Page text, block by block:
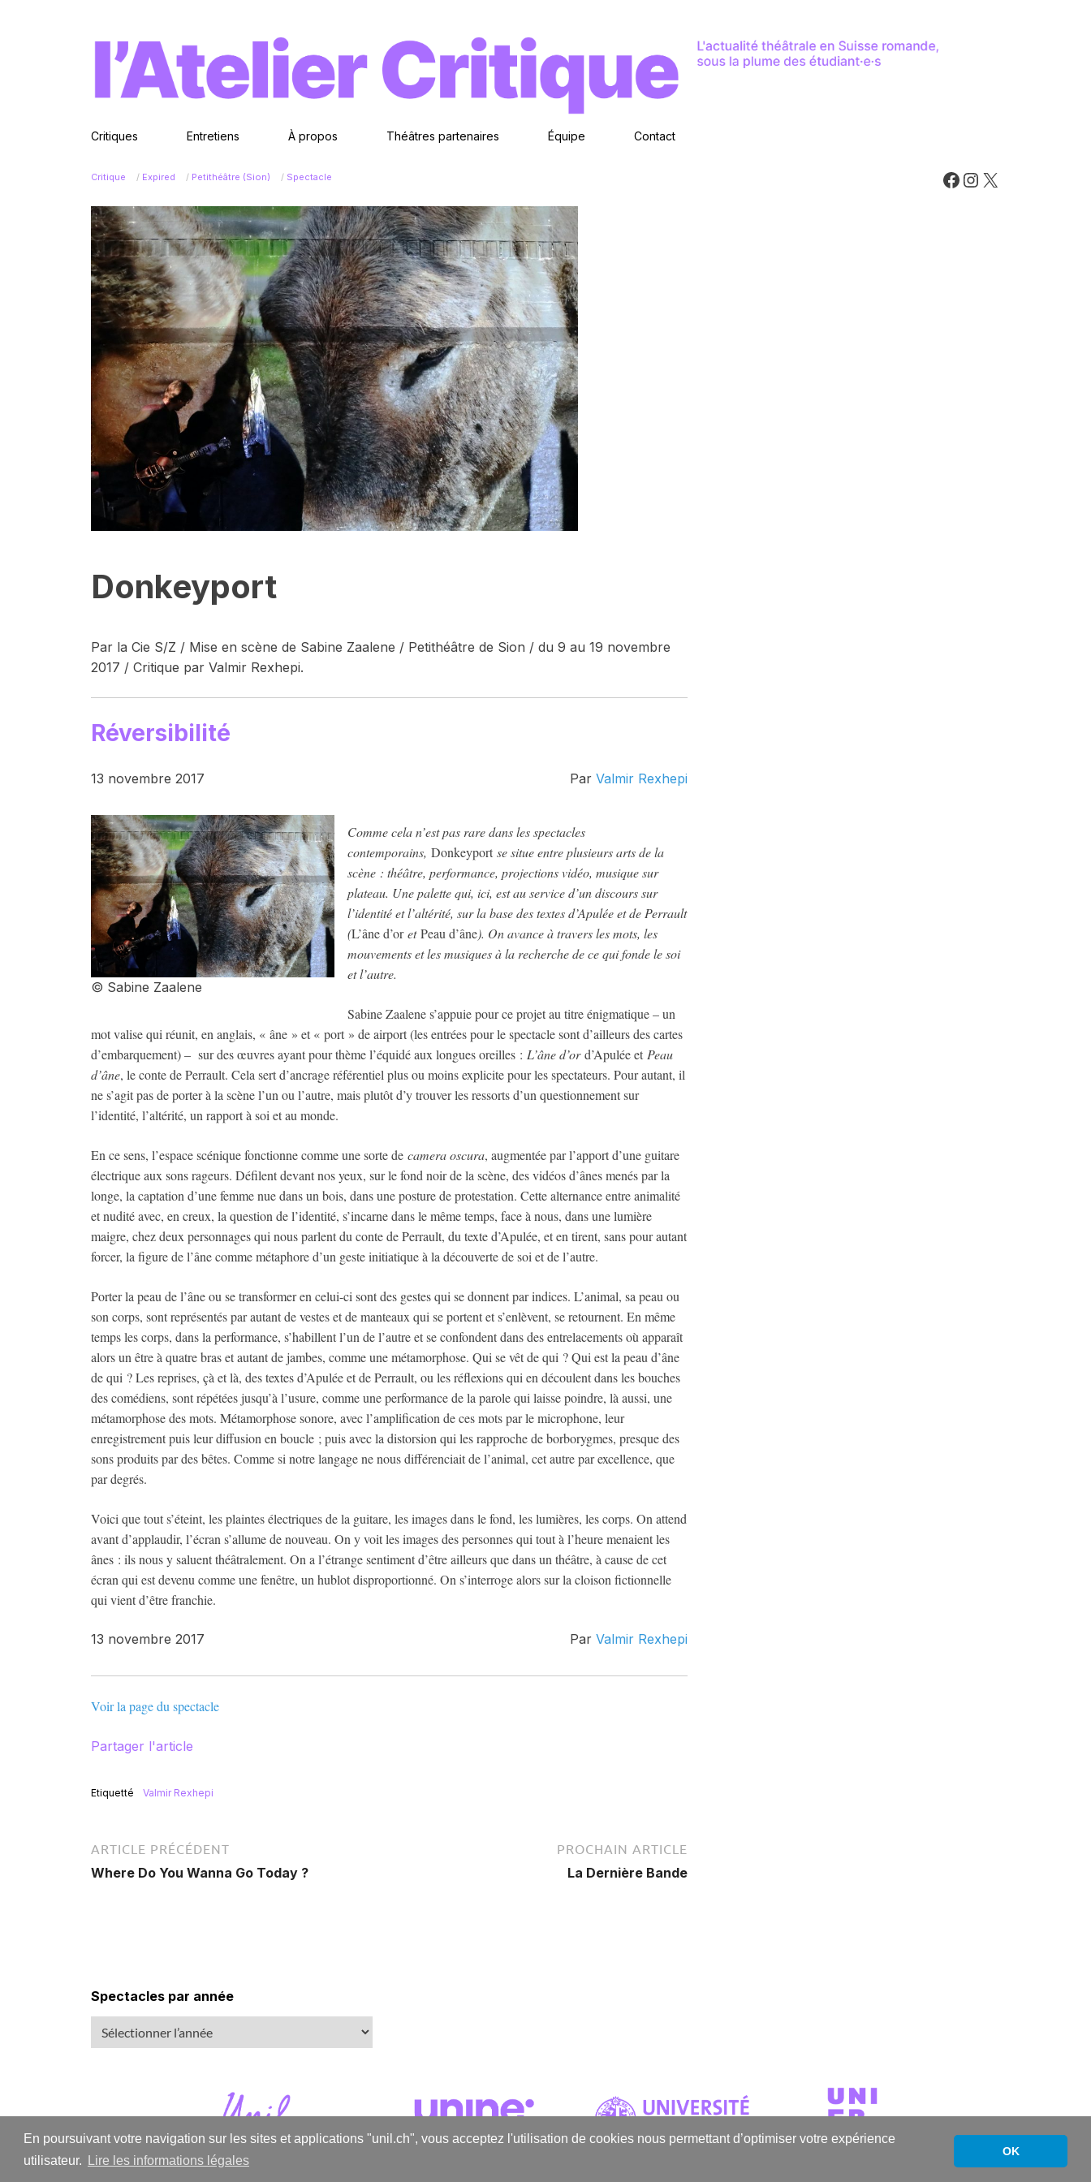
En poursuivant votre navigation sur les sites et applications "unil.ch", vous acceptez l'utilisation de cookies nous permettant d’optimiser votre expérience
utilisateur.
Lire les informations légales
OK
Critiques Entretiens À propos Théâtres partenaires Équipe Contact
Critique / Expired / Petithéâtre (Sion) / Spectacle
Donkeyport
Par la Cie S/Z / Mise en scène de Sabine Zaalene / Petithéâtre de Sion / du 9 au 19 novembre
2017 / Critique par Valmir Rexhepi.
Réversibilité
13 novembre 2017 Par Valmir Rexhepi
© Sabine Zaalene
Comme cela n’est pas rare dans les spectacles
contemporains, Donkeyport se situe entre plusieurs arts de la
scène : théâtre, performance, projections vidéo, musique sur
plateau. Une palette qui, ici, est au service d’un discours sur
l’identité et l’altérité, sur la base des textes d’Apulée et de Perrault
(L’âne d’oretPeau d’âne). On avance à travers les mots, les
mouvements et les musiques à la recherche de ce qui fonde le soi
et l’autre.
Sabine Zaalene s’appuie pour ce projet au titre énigmatique – un
mot valise qui réunit, en anglais, « âne » et « port » de airport (les entrées pour le spectacle sont d’ailleurs des cartes
d’embarquement) – sur des œuvres ayant pour thème l’équidé aux longues oreilles : L’âne d’ord’Apulée et Peau
d’âne, le conte de Perrault. Cela sert d’ancrage référentiel plus ou moins explicite pour les spectateurs. Pour autant, il
ne s’agit pas de porter à la scène l’un ou l’autre, mais plutôt d’y trouver les ressorts d’un questionnement sur
l’identité, l’altérité, un rapport à soi et au monde.
En ce sens, l’espace scénique fonctionne comme une sorte de camera oscura, augmentée par l’apport d’une guitare
électrique aux sons rageurs. Défilent devant nos yeux, sur le fond noir de la scène, des vidéos d’ânes menés par la
longe, la captation d’une femme nue dans un bois, dans une posture de protestation. Cette alternance entre animalité
et nudité avec, en creux, la question de l’identité, s’incarne dans le même temps, face à nous, dans une lumière
maigre, chez deux personnages qui nous parlent du conte de Perrault, du texte d’Apulée, et en tirent, sans pour autant
forcer, la figure de l’âne comme métaphore d’un geste initiatique à la découverte de soi et de l’autre.
Porter la peau de l’âne ou se transformer en celui-ci sont des gestes qui se donnent par indices. L’animal, sa peau ou
son corps, sont représentés par autant de vestes et de manteaux qui se portent et s’enlèvent, se retournent. En même
temps les corps, dans la performance, s’habillent l’un de l’autre et se confondent dans des entrelacements où apparaît
alors un être à quatre bras et autant de jambes, comme une métamorphose. Qui se vêt de qui ? Qui est la peau d’âne
de qui ? Les reprises, çà et là, des textes d’Apulée et de Perrault, ou les réflexions qui en découlent dans les bouches
des comédiens, sont répétées jusqu’à l’usure, comme une performance de la parole qui laisse poindre, là aussi, une
métamorphose des mots. Métamorphose sonore, avec l’amplification de ces mots par le microphone, leur
enregistrement puis leur diffusion en boucle ; puis avec la distorsion qui les rapproche de borborygmes, presque des
sons produits par des bêtes. Comme si notre langage ne nous différenciait de l’animal, cet autre par excellence, que
par degrés.
Voici que tout s’éteint, les plaintes électriques de la guitare, les images dans le fond, les lumières, les corps. On attend
avant d’applaudir, l’écran s’allume de nouveau. On y voit les images des personnes qui tout à l’heure menaient les
ânes : ils nous y saluent théâtralement. On a l’étrange sentiment d’être ailleurs que dans un théâtre, à cause de cet
écran qui est devenu comme une fenêtre, un hublot disproportionné. On s’interroge alors sur la cloison fictionnelle
qui vient d’être franchie.
13 novembre 2017 Par Valmir Rexhepi
Voir la page du spectacle
Partager l'article
Etiquetté Valmir Rexhepi
ARTICLE PRÉCÉDENT
Where Do You Wanna Go Today ?
PROCHAIN ARTICLE
La Dernière Bande
Spectacles par année